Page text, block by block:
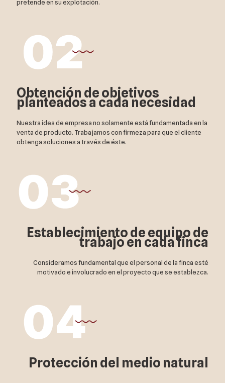
pretende en su explotación.
Obtención de objetivos
planteados a cada necesidad
Nuestra idea de empresa no solamente está fundamentada en la
venta de producto. Trabajamos con firmeza para que el cliente
obtenga soluciones a través de éste.
Establecimiento de equipo de
trabajo en cada finca
Consideramos fundamental que el personal de la finca esté
motivado e involucrado en el proyecto que se establezca.
Protección del medio natural